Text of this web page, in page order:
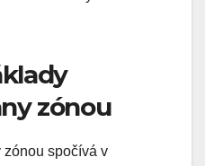
zónou
zónou spočívá v